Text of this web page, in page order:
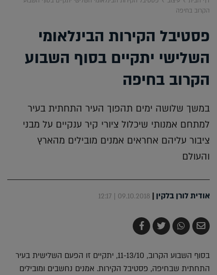
הקרוב בחיפה
פסטיבל הקירות הבינלאומי
השלישי יתקיים בסוף השבוע
הקרוב בחיפה
במשך שלושה ימים תהפוך העיר התחתית בעיר
למתחם אמנותי שיכלול ציורי קיר ענקיים על מבני
ציבור עליהם אחראים אמנים מובילים מהארץ
והעולם
אודית לורן בלקין |
09.10.2018 | 12:17
שלח
בדואר
שתף
ב-
צייץ
ב-
שתף
ב-
בסוף השבוע הקרוב, 11-13/10, יתקיים זו הפעם השלישית בעיר
התחתית שבחיפה, פסטיבל הקירות. אמנים נחשבים ומובילים